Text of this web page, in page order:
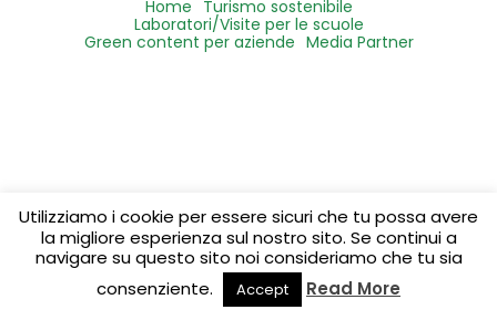
Home Turismo sostenibile
Laboratori/Visite per le scuole
Green content per aziende Media Partner
Utilizziamo i cookie per essere sicuri che tu possa avere
la migliore esperienza sul nostro sito. Se continui a
navigare su questo sito noi consideriamo che tu sia
consenziente.
Accept Read More